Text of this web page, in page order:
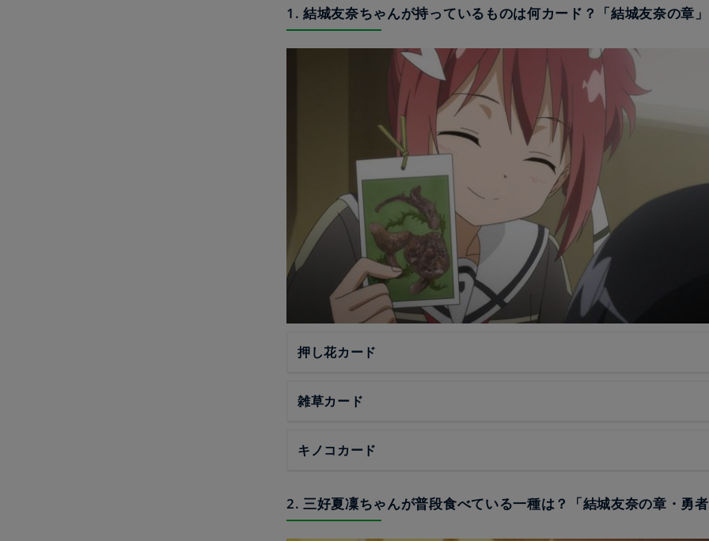
1. 結城友奈ちゃんが持っているものは何カード？「結城友奈の章」
押し花カード
雑草カード
キノコカード
2. 三好夏凜ちゃんが普段食べている一種は？「結城友奈の章・勇